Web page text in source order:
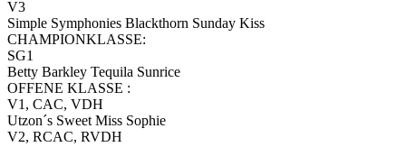
V3
Simple Symphonies Blackthorn Sunday Kiss
CHAMPIONKLASSE:
SG1
Betty Barkley Tequila Sunrice
OFFENE KLASSE :
V1, CAC, VDH
Utzon´s Sweet Miss Sophie
V2, RCAC, RVDH